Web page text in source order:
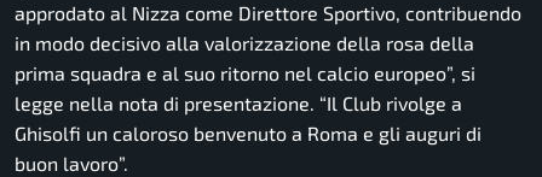
approdato al Nizza come Direttore Sportivo, contribuendo
in modo decisivo alla valorizzazione della rosa della
prima squadra e al suo ritorno nel calcio europeo”, si
legge nella nota di presentazione. “Il Club rivolge a
Ghisolfi un caloroso benvenuto a Roma e gli auguri di
buon lavoro”.